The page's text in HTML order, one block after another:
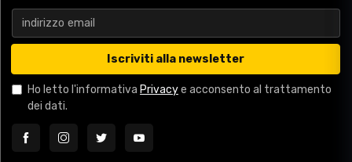
Iscriviti alla newsletter
Ho letto l'informativa Privacye acconsento al trattamento
dei dati.